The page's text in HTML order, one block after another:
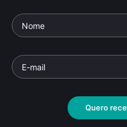
Quero